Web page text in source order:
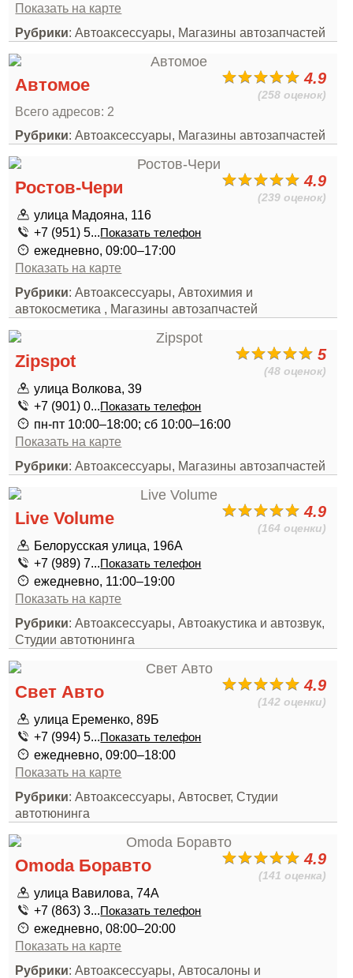
Показать на карте
Рубрики: Автоаксессуары, Магазины автозапчастей
4.9
(258 оценок)
Автомое
Всего адресов: 2
Рубрики: Автоаксессуары, Магазины автозапчастей
4.9
(239 оценок)
Ростов-Чери
улица Мадояна, 116
+7 (951) 5...Показать телефон
ежедневно, 09:00–17:00
Показать на карте
Рубрики: Автоаксессуары, Автохимия и
автокосметика , Магазины автозапчастей
5
(48 оценок)
Zipspot
улица Волкова, 39
+7 (901) 0...Показать телефон
пн-пт 10:00–18:00; сб 10:00–16:00
Показать на карте
Рубрики: Автоаксессуары, Магазины автозапчастей
4.9
(164 оценки)
Live Volume
Белорусская улица, 196А
+7 (989) 7...Показать телефон
ежедневно, 11:00–19:00
Показать на карте
Рубрики: Автоаксессуары, Автоакустика и автозвук,
Студии автотюнинга
4.9
(142 оценки)
Свет Авто
улица Еременко, 89Б
+7 (994) 5...Показать телефон
ежедневно, 09:00–18:00
Показать на карте
Рубрики: Автоаксессуары, Автосвет, Студии
автотюнинга
4.9
(141 оценка)
Omoda Боравто
улица Вавилова, 74А
+7 (863) 3...Показать телефон
ежедневно, 08:00–20:00
Показать на карте
Рубрики: Автоаксессуары, Автосалоны и